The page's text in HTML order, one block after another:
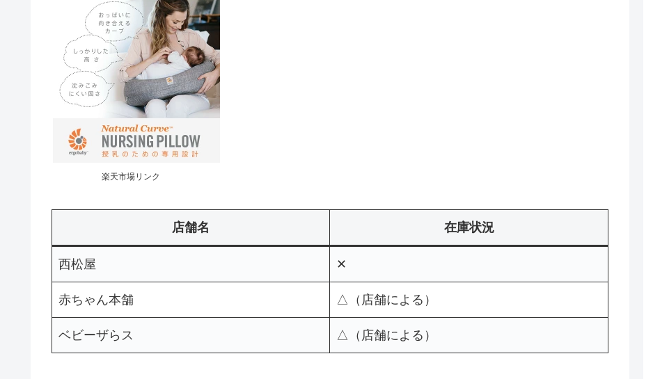
楽天市場リンク
店舗名 在庫状況
西松屋 ✕
赤ちゃん本舗 △（店舗による）
ベビーザらス △（店舗による）